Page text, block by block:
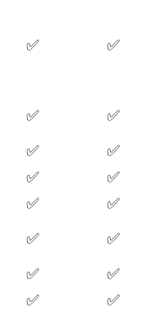
✅ ✅
✅
✅
✅
✅
✅
✅
✅
✅
✅
✅
✅
✅
✅
✅